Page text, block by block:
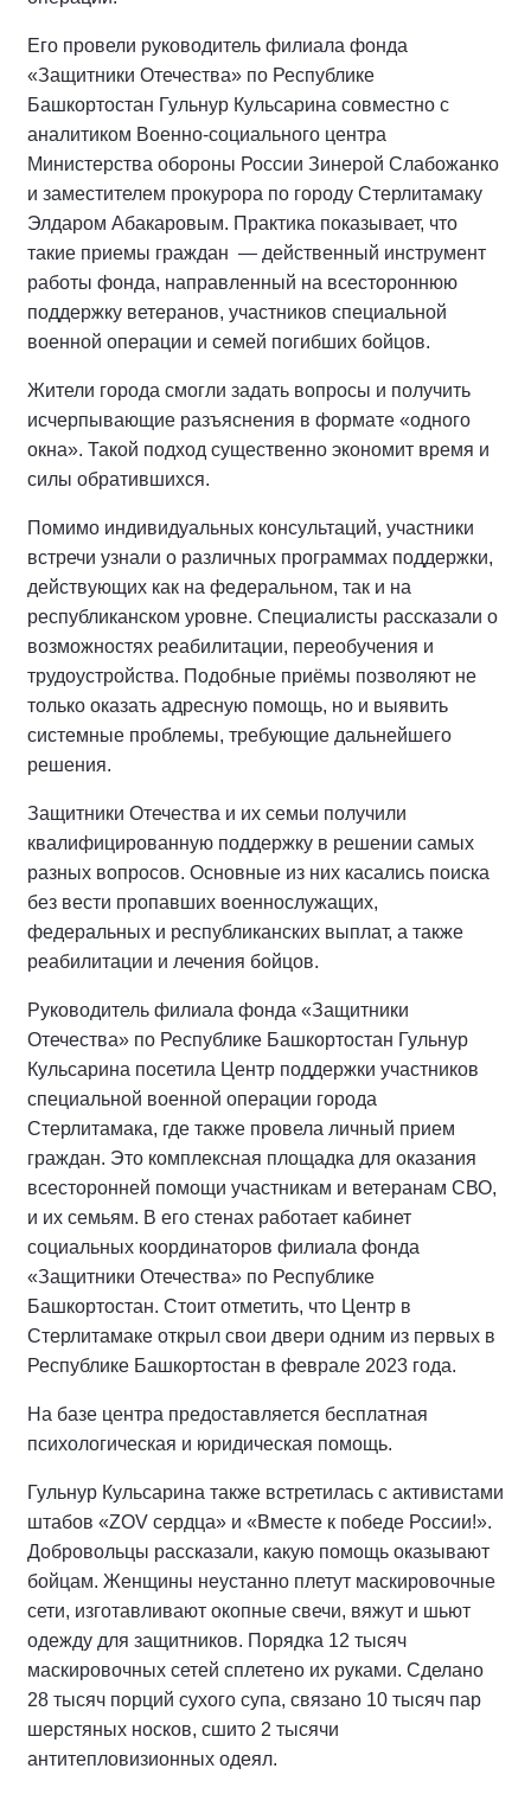
Его провели руководитель филиала фонда
«Защитники Отечества» по Республике
Башкортостан Гульнур Кульсарина совместно с
аналитиком Военно-социального центра
Министерства обороны России Зинерой Слабожанко
и заместителем прокурора по городу Стерлитамаку
Элдаром Абакаровым. Практика показывает, что
такие приемы граждан — действенный инструмент
работы фонда, направленный на всестороннюю
поддержку ветеранов, участников специальной
военной операции и семей погибших бойцов.
Жители города смогли задать вопросы и получить
исчерпывающие разъяснения в формате «одного
окна». Такой подход существенно экономит время и
силы обратившихся.
Помимо индивидуальных консультаций, участники
встречи узнали о различных программах поддержки,
действующих как на федеральном, так и на
республиканском уровне. Специалисты рассказали о
возможностях реабилитации, переобучения и
трудоустройства. Подобные приёмы позволяют не
только оказать адресную помощь, но и выявить
системные проблемы, требующие дальнейшего
решения.
Защитники Отечества и их семьи получили
квалифицированную поддержку в решении самых
разных вопросов. Основные из них касались поиска
без вести пропавших военнослужащих,
федеральных и республиканских выплат, а также
реабилитации и лечения бойцов.
Руководитель филиала фонда «Защитники
Отечества» по Республике Башкортостан Гульнур
Кульсарина посетила Центр поддержки участников
специальной военной операции города
Стерлитамака, где также провела личный прием
граждан. Это комплексная площадка для оказания
всесторонней помощи участникам и ветеранам СВО,
и их семьям. В его стенах работает кабинет
социальных координаторов филиала фонда
«Защитники Отечества» по Республике
Башкортостан. Стоит отметить, что Центр в
Стерлитамаке открыл свои двери одним из первых в
Республике Башкортостан в феврале 2023 года.
На базе центра предоставляется бесплатная
психологическая и юридическая помощь.
Гульнур Кульсарина также встретилась с активистами
штабов «ZOV сердца» и «Вместе к победе России!».
Добровольцы рассказали, какую помощь оказывают
бойцам. Женщины неустанно плетут маскировочные
сети, изготавливают окопные свечи, вяжут и шьют
одежду для защитников. Порядка 12 тысяч
маскировочных сетей сплетено их руками. Сделано
28 тысяч порций сухого супа, связано 10 тысяч пар
шерстяных носков, сшито 2 тысячи
антитепловизионных одеял.